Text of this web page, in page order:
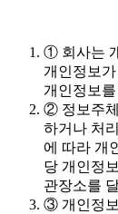
① 회사는
개인정보
개인정보
② 정보주
하거나 처
에 따라 개
당 개인정
관장소를
③ 개인정